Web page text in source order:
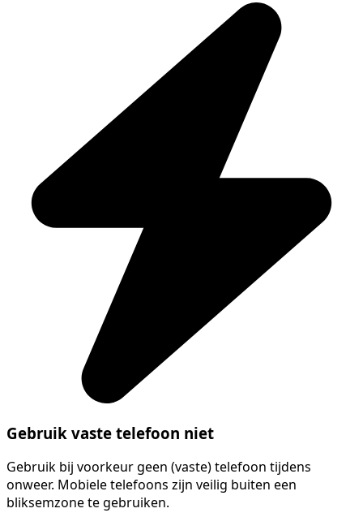
Gebruik vaste telefoon niet
Gebruik bij voorkeur geen (vaste) telefoon tijdens
onweer. Mobiele telefoons zijn veilig buiten een
bliksemzone te gebruiken.